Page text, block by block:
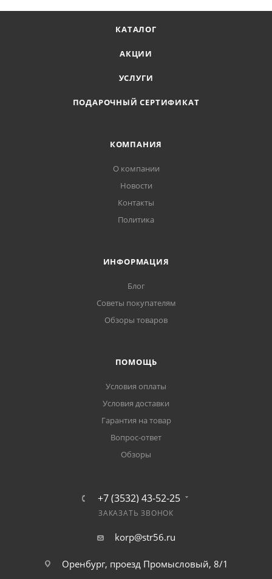
КАТАЛОГ
АКЦИИ
УСЛУГИ
ПОДАРОЧНЫЙ СЕРТИФИКАТ
КОМПАНИЯ
О компании
Новости
Контакты
Политика
ИНФОРМАЦИЯ
Блог
Советы покупателям
Обзоры товаров
ПОМОЩЬ
Условия оплаты
Условия доставки
Гарантия на товар
Вопрос-ответ
Обзоры
+7 (3532) 43-52-25
ЗАКАЗАТЬ ЗВОНОК
korp@str56.ru
Оренбург, проезд Промысловый, 8/1